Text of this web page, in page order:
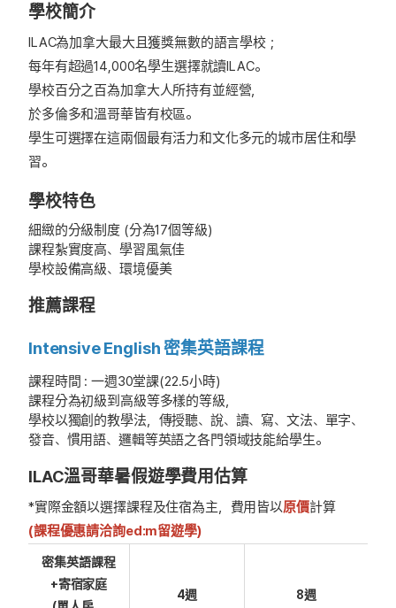
學校簡介
ILAC為加拿大最大且獲獎無數的語言學校；
每年有超過14,000名學生選擇就讀ILAC。
學校百分之百為加拿大人所持有並經營，
於多倫多和溫哥華皆有校區。
學生可選擇在這兩個最有活力和文化多元的城市居住和學
習。
學校特色
細緻的分級制度 (分為17個等級)
課程紮實度高、學習風氣佳
學校設備高級、環境優美
推薦課程
Intensive English 密集英語課程
課程時間 : 一週30堂課(22.5小時)
課程分為初級到高級等多樣的等級，
學校以獨創的教學法，傳授聽、說、讀、寫、文法、單字、
發音、慣用語、邏輯等英語之各門領域技能給學生。
ILAC溫哥華暑假遊學費用估算
*實際金額以選擇課程及住宿為主，費用皆以原價計算
(課程優惠請洽詢ed:m留遊學)
密集英語課程
+寄宿家庭
4週 8週